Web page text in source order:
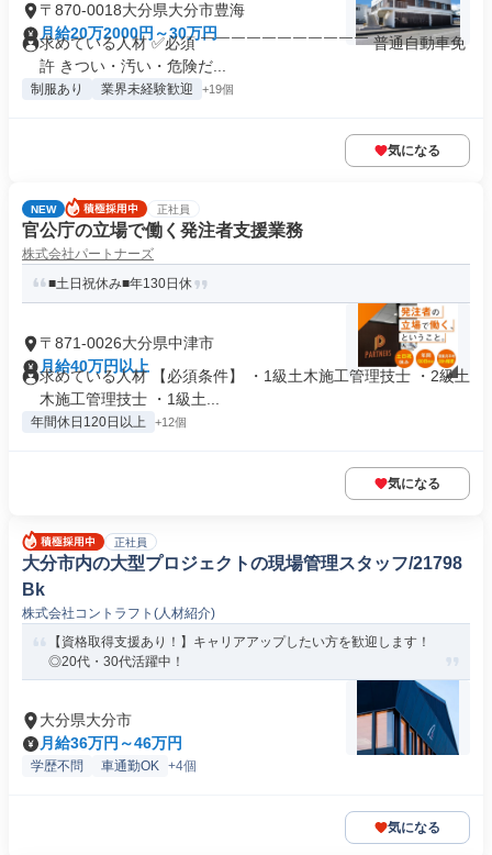
〒870-0018大分県大分市豊海
月給20万2000円～30万円
求めている人材 ✅必須 ￣￣￣￣￣￣￣￣￣￣￣ 普通自動車免
許 きつい・汚い・危険だ...
制服あり 業界未経験歓迎 +19個
気になる
NEW 正社員
官公庁の立場で働く発注者支援業務
株式会社パートナーズ
■土日祝休み■年130日休
〒871-0026大分県中津市
月給40万円以上
求めている人材 【必須条件】 ・1級土木施工管理技士 ・2級土
木施工管理技士 ・1級土...
年間休日120日以上 +12個
気になる
正社員
大分市内の大型プロジェクトの現場管理スタッフ/21798
Bk
株式会社コントラフト(人材紹介)
【資格取得支援あり！】キャリアアップしたい方を歓迎します！
◎20代・30代活躍中！
大分県大分市
月給36万円～46万円
学歴不問 車通勤OK +4個
気になる